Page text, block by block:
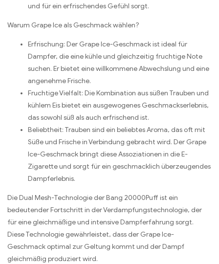
und für ein erfrischendes Gefühl sorgt.
Warum Grape Ice als Geschmack wählen?
Erfrischung: Der Grape Ice-Geschmack ist ideal für
Dampfer, die eine kühle und gleichzeitig fruchtige Note
suchen. Er bietet eine willkommene Abwechslung und eine
angenehme Frische.
Fruchtige Vielfalt: Die Kombination aus süßen Trauben und
kühlem Eis bietet ein ausgewogenes Geschmackserlebnis,
das sowohl süß als auch erfrischend ist.
Beliebtheit: Trauben sind ein beliebtes Aroma, das oft mit
Süße und Frische in Verbindung gebracht wird. Der Grape
Ice-Geschmack bringt diese Assoziationen in die E-
Zigarette und sorgt für ein geschmacklich überzeugendes
Dampferlebnis.
Die Dual Mesh-Technologie der Bang 20000Puff ist ein
bedeutender Fortschritt in der Verdampfungstechnologie, der
für eine gleichmäßige und intensive Dampferfahrung sorgt.
Diese Technologie gewährleistet, dass der Grape Ice-
Geschmack optimal zur Geltung kommt und der Dampf
gleichmäßig produziert wird.